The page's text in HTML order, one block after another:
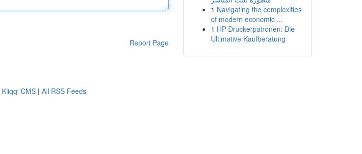
Report Page
1 Navigating the complexities
of modern economic ...
1 HP Druckerpatronen: Die
Ultimative Kaufberatung
Kliqqi CMS | All RSS Feeds